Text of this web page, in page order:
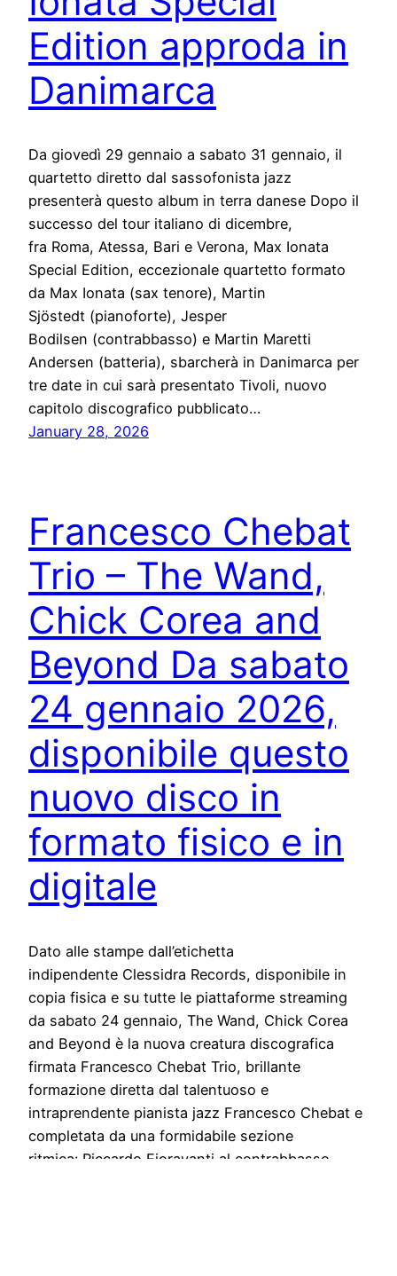
Edition approda in
Danimarca
Da giovedì 29 gennaio a sabato 31 gennaio, il
quartetto diretto dal sassofonista jazz
presenterà questo album in terra danese Dopo il
successo del tour italiano di dicembre,
fra Roma, Atessa, Bari e Verona, Max Ionata
Special Edition, eccezionale quartetto formato
da Max Ionata (sax tenore), Martin
Sjöstedt (pianoforte), Jesper
Bodilsen (contrabbasso) e Martin Maretti
Andersen (batteria), sbarcherà in Danimarca per
tre date in cui sarà presentato Tivoli, nuovo
capitolo discografico pubblicato…
January 28, 2026
Francesco Chebat
Trio – The Wand,
Chick Corea and
Beyond Da sabato
24 gennaio 2026,
disponibile questo
nuovo disco in
formato fisico e in
digitale
Dato alle stampe dall’etichetta
indipendente Clessidra Records, disponibile in
copia fisica e su tutte le piattaforme streaming
da sabato 24 gennaio, The Wand, Chick Corea
and Beyond è la nuova creatura discografica
firmata Francesco Chebat Trio, brillante
formazione diretta dal talentuoso e
intraprendente pianista jazz Francesco Chebat e
completata da una formidabile sezione
ritmica: Riccardo Fioravanti al contrabbasso